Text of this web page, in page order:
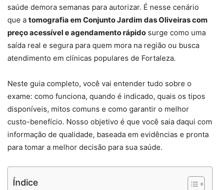
saúde demora semanas para autorizar. É nesse cenário
que a tomografia em Conjunto Jardim das Oliveiras com
preço acessível e agendamento rápido surge como uma
saída real e segura para quem mora na região ou busca
atendimento em clínicas populares de Fortaleza.
Neste guia completo, você vai entender tudo sobre o
exame: como funciona, quando é indicado, quais os tipos
disponíveis, mitos comuns e como garantir o melhor
custo-benefício. Nosso objetivo é que você saia daqui com
informação de qualidade, baseada em evidências e pronta
para tomar a melhor decisão para sua saúde.
Índice